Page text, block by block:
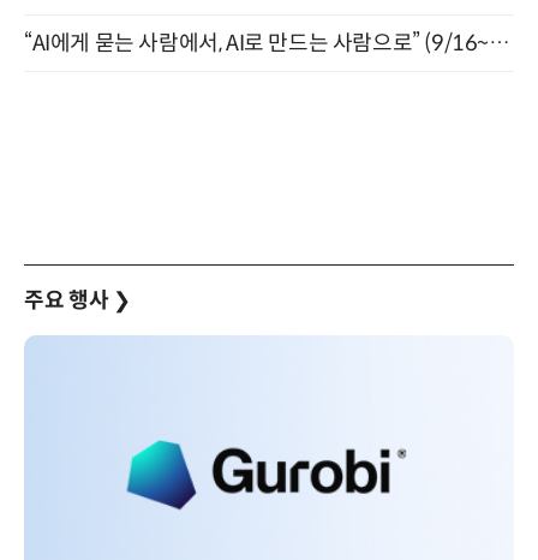
“AI에게 묻는 사람에서, AI로 만드는 사람으로” (9/16~17)
주요 행사 ❯